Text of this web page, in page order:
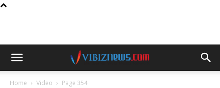
Home Video Page 354